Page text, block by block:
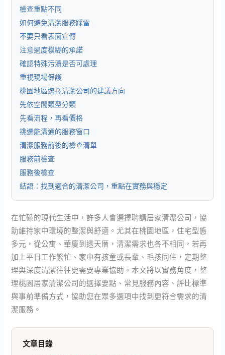
檢查重點不同
如何避免清潔服務踩雷
不要只看表面宣傳
注意過度模糊的承諾
確認特殊污漬是否可處理
重視現場保護
桃園地區選擇清潔公司的建議方向
先依空間類型分類
先看流程，再看價格
挑選能溝通的服務窗口
清潔服務前後的檢查清單
服務前檢查
服務後檢查
結語：找到適合的清潔公司，重點在實務與穩定
在忙碌的現代生活中，許多人會選擇聘請居家清潔公司，協
助維持家中環境的整潔與舒適。尤其在桃園地區，住宅型態
多元，從公寓、華廈到透天厝，清潔需求也各不相同，若再
加上平日工作繁忙、家中有孩童或長輩、毛孩同住，定期整
理與深度清潔往往更需要專業協助。本文將以實務角度，整
理桃園居家清潔公司的選擇要點、常見服務內容、評比標準
與事前準備方式，協助您在眾多選項中找到更符合需求的清
潔服務。
文章目錄